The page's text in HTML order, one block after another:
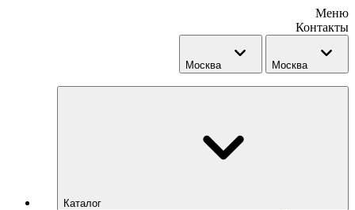
Меню
Контакты
Москва Москва
Каталог